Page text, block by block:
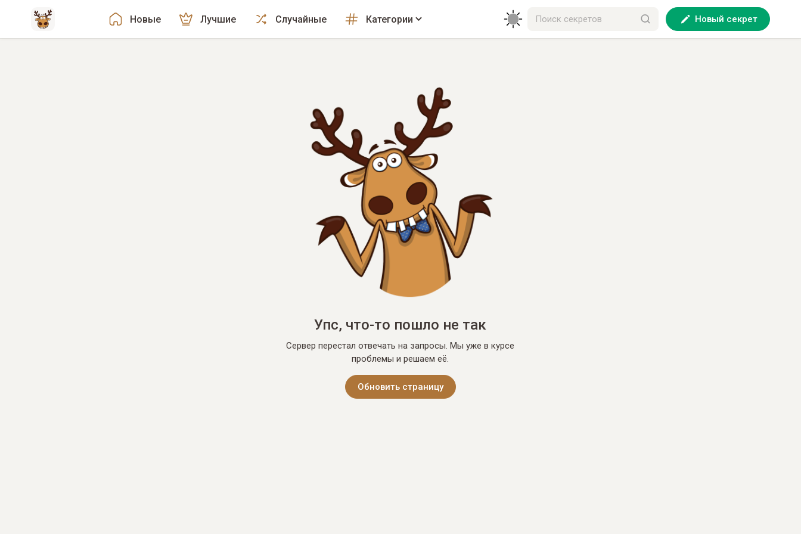
Новые Лучшие Случайные Категории Новый секрет
Упс, что-то пошло не так
Сервер перестал отвечать на запросы. Мы уже в курсе
проблемы и решаем её.
Обновить страницу